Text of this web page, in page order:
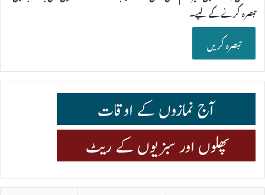
تبصرہ کرنے کےلیے۔